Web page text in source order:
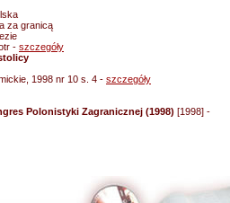
za granicą
- szczegóły
1998 nr 10 s. 4 - szczegóły
Polonistyki Zagranicznej (1998) [1998] -